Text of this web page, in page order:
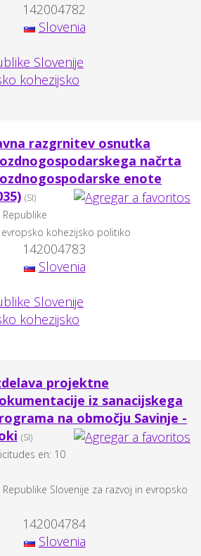
142004782
Slovenia
Slovenije
kohezijsko
razgrnitev osnutka
načrta
enote
(SI)
Republike
evropsko kohezijsko politiko
142004783
Slovenia
Slovenije
kohezijsko
projektne
iz sanacijskega
na območju Savinje -
(SI)
en: 10
Republike Slovenije za razvoj in evropsko
142004784
Slovenia